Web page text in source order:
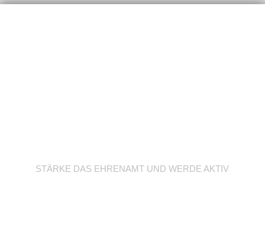
STÄRKE DAS EHRENAMT UND WERDE AKTIV